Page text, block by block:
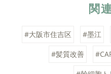
関
#大阪市住吉区 #墨江
#髪質改善